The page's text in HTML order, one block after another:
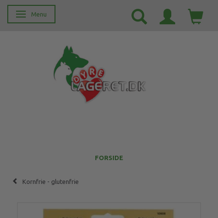
Skifte navigation
Menu
FORSIDE
Kornfrie - glutenfrie